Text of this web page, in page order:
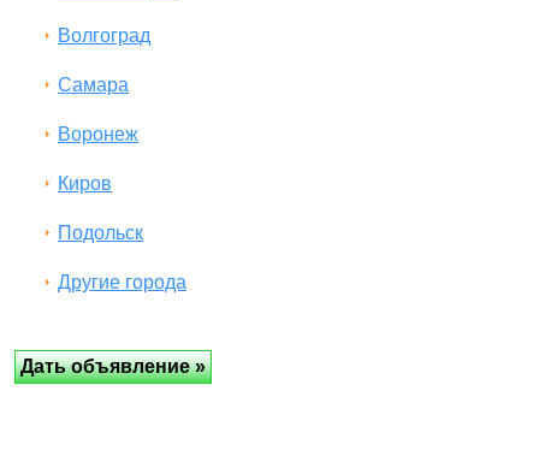
Волгоград
Самара
Воронеж
Киров
Подольск
Другие города